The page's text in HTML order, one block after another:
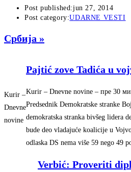
Post published:jun 27, 2014
Post category:UDARNE VESTI
Србија »
Kurir –
Dnevne
novine
Pajtić zove Tadića u
Kurir – Dnevne novine – ‎пре 30
Predsednik Demokratske stranke
demokratska stranka bivšeg lidera
bude deo vladajuće koalicije u
odlaska DS nema više 59 nego 49
Verbić: Proveriti